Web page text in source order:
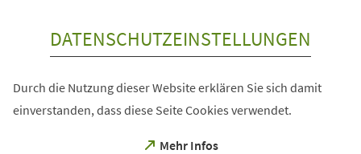
DATENSCHUTZEINSTELLUNGEN
Durch die Nutzung dieser Website erklären Sie sich damit
einverstanden, dass diese Seite Cookies verwendet.
Mehr Infos
(Öffnet